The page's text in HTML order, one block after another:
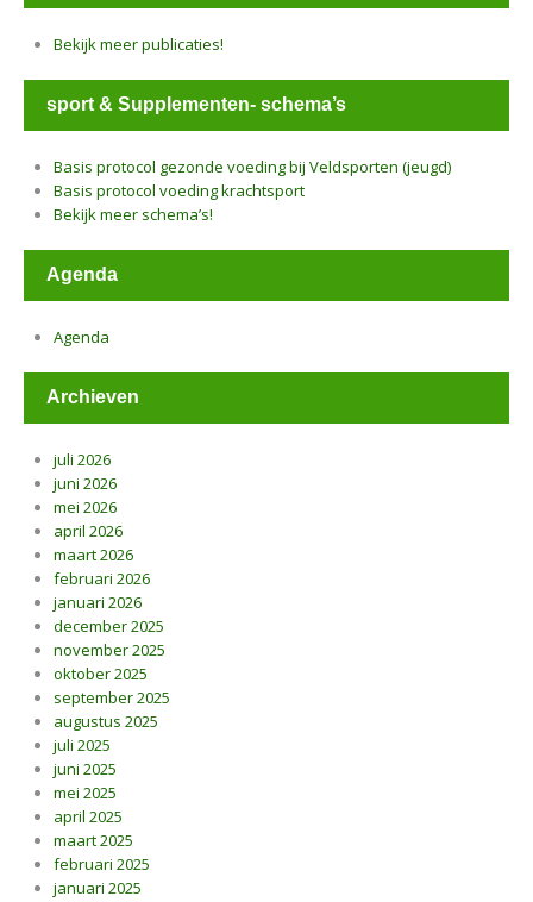
Bekijk meer publicaties!
sport & Supplementen- schema’s
Basis protocol gezonde voeding bij Veldsporten (jeugd)
Basis protocol voeding krachtsport
Bekijk meer schema’s!
Agenda
Agenda
Archieven
juli 2026
juni 2026
mei 2026
april 2026
maart 2026
februari 2026
januari 2026
december 2025
november 2025
oktober 2025
september 2025
augustus 2025
juli 2025
juni 2025
mei 2025
april 2025
maart 2025
februari 2025
januari 2025